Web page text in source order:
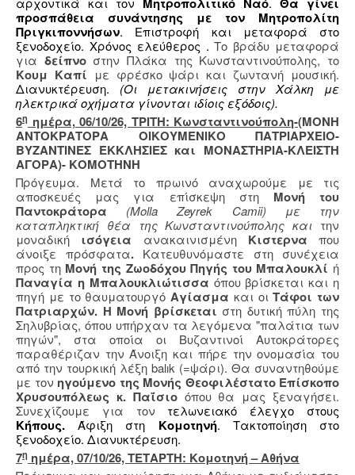
προσπάθεια συνάντησης με τον Μητροπολίτη
Πριγκιποννήσων. Επιστροφή και μεταφορά στο
ξενοδοχείο. Χρόνος ελεύθερος .Το βράδυ μεταφορά
για δείπνο στην Πλάκα της Κωνσταντινούπολης, το
Κουμ Καπί με φρέσκο ψάρι και ζωντανή μουσική.
Διανυκτέρευση. (Οι μετακινήσεις στην Χάλκη με
ηλεκτρικά οχήματα γίνονται ιδίοις εξόδοις).
6η ημέρα, 06/10/26, ΤΡΙΤΗ: Κωνσταντινούπολη-(ΜΟΝΗ
ΑΝΤΟΚΡΑΤΟΡΑ ΟΙΚΟΥΜΕΝΙΚΟ ΠΑΤΡΙΑΡΧΕΙΟ-
ΒΥΖΑΝΤΙΝΕΣ ΕΚΚΛΗΣΙΕΣ και ΜΟΝΑΣΤΗΡΙΑ-ΚΛΕΙΣΤΗ
ΑΓΟΡΑ)- ΚΟΜΟΤΗΝΗ
Πρόγευμα. Μετά το πρωινό αναχωρούμε με τις
αποσκευές μας για επίσκεψη στη Μονή του
Παντοκράτορα (Molla Zeyrek Camii) με την
καταπληκτική θέα της Κωνσταντινούπολης και την
μοναδική ισόγεια ανακαινισμένη Κιστερνα που
άνοιξε πρόσφατα.Κατευθυνόμαστε στη συνέχεια
προς τη Μονή της Ζωοδόχου Πηγής του Μπαλουκλί ή
Παναγία η Μπαλουκλιώτισσα όπου βρίσκεται και η
πηγή με το θαυματουργό Αγίασμα και οιΤάφοι των
Πατριαρχών. Η Μονή βρίσκεται στη δυτική πύλη της
Σηλυβρίας, όπου υπήρχαν τα λεγόμενα "παλάτια των
πηγών", στα οποία οι Βυζαντινοί Αυτοκράτορες
παραθέριζαν την Άνοιξη και πήρε την ονομασία του
από την τουρκική λέξη balık (=ψάρι). Θα συναντηθούμε
με τον ηγούμενο της Μονής Θεοφιλέστατο Επίσκοπο
Χρυσουπόλεως κ. Παΐσιοόπου θα μας ξεναγήσει.
Συνεχίζουμε για τον τελωνειακό έλεγχο στους
Κήπους. Άφιξη στη Κομοτηνή. Τακτοποίηση στο
ξενοδοχείο. Διανυκτέρευση.
7η ημέρα, 07/10/26, ΤΕΤΑΡΤΗ: Κομοτηνή – Αθήνα